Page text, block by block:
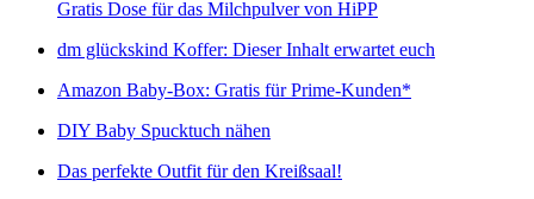
Gratis Dose für das Milchpulver von HiPP
dm glückskind Koffer: Dieser Inhalt erwartet euch
Amazon Baby-Box: Gratis für Prime-Kunden*
DIY Baby Spucktuch nähen
Das perfekte Outfit für den Kreißsaal!